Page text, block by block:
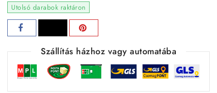
Utolsó darabok raktáron
Szállítás házhoz vagy automatába